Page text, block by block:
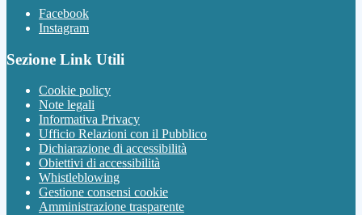
Facebook
Instagram
Sezione Link Utili
Cookie policy
Note legali
Informativa Privacy
Ufficio Relazioni con il Pubblico
Dichiarazione di accessibilità
Obiettivi di accessibilità
Whistleblowing
Gestione consensi cookie
Amministrazione trasparente